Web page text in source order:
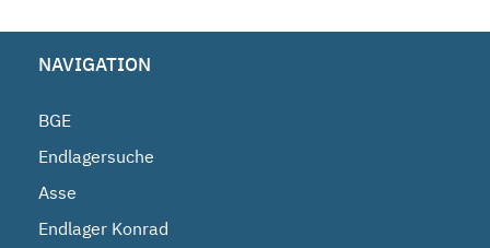
NAVIGATION
BGE
Endlagersuche
Asse
Endlager Konrad